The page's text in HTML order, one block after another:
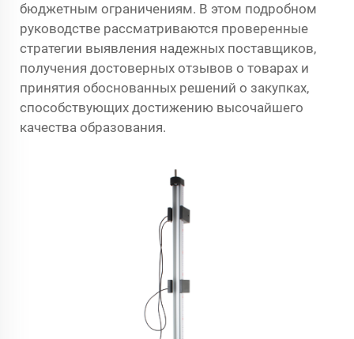
бюджетным ограничениям. В этом подробном
руководстве рассматриваются проверенные
стратегии выявления надежных поставщиков,
получения достоверных отзывов о товарах и
принятия обоснованных решений о закупках,
способствующих достижению высочайшего
качества образования.